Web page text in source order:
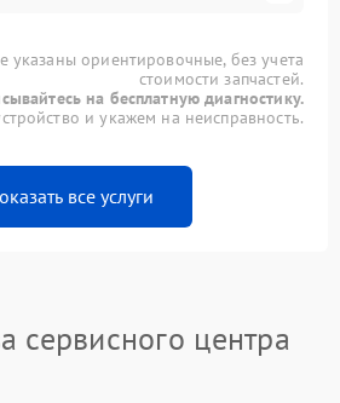
указаны ориентировочные, без учета
стоимости запчастей.
на бесплатную диагностику.
и укажем на неисправность.
все услуги
сервисного центра